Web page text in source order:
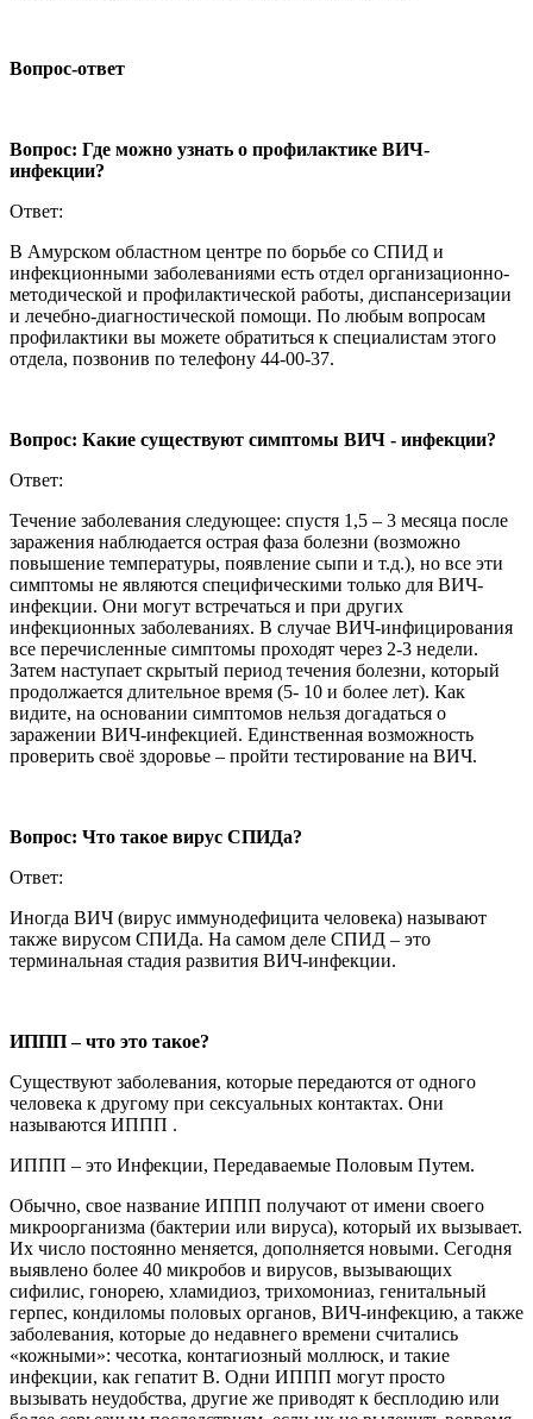
Вопрос-ответ
Вопрос: Где можно узнать о профилактике ВИЧ-
инфекции?
Ответ:
В Амурском областном центре по борьбе со СПИД и
инфекционными заболеваниями есть отдел организационно-
методической и профилактической работы, диспансеризации
и лечебно-диагностической помощи. По любым вопросам
профилактики вы можете обратиться к специалистам этого
отдела, позвонив по телефону 44-00-37.
Вопрос: Какие существуют симптомы ВИЧ - инфекции?
Ответ:
Течение заболевания следующее: спустя 1,5 – 3 месяца после
заражения наблюдается острая фаза болезни (возможно
повышение температуры, появление сыпи и т.д.), но все эти
симптомы не являются специфическими только для ВИЧ-
инфекции. Они могут встречаться и при других
инфекционных заболеваниях. В случае ВИЧ-инфицирования
все перечисленные симптомы проходят через 2-3 недели.
Затем наступает скрытый период течения болезни, который
продолжается длительное время (5- 10 и более лет). Как
видите, на основании симптомов нельзя догадаться о
заражении ВИЧ-инфекцией. Единственная возможность
проверить своё здоровье – пройти тестирование на ВИЧ.
Вопрос: Что такое вирус СПИДа?
Ответ:
Иногда ВИЧ (вирус иммунодефицита человека) называют
также вирусом СПИДа. На самом деле СПИД – это
терминальная стадия развития ВИЧ-инфекции.
ИППП – что это такое?
Существуют заболевания, которые передаются от одного
человека к другому при сексуальных контактах. Они
называются ИППП .
ИППП – это Инфекции, Передаваемые Половым Путем.
Обычно, свое название ИППП получают от имени своего
микроорганизма (бактерии или вируса), который их вызывает.
Их число постоянно меняется, дополняется новыми. Сегодня
выявлено более 40 микробов и вирусов, вызывающих
сифилис, гонорею, хламидиоз, трихомониаз, генитальный
герпес, кондиломы половых органов, ВИЧ-инфекцию, а также
заболевания, которые до недавнего времени считались
«кожными»: чесотка, контагиозный моллюск, и такие
инфекции, как гепатит В. Одни ИППП могут просто
вызывать неудобства, другие же приводят к бесплодию или